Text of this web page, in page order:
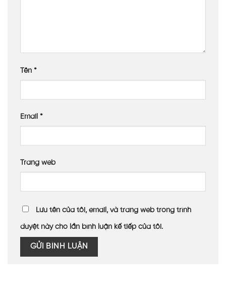
Tên *
Email *
Trang web
Lưu tên của tôi, email, và trang web trong trình
duyệt này cho lần bình luận kế tiếp của tôi.